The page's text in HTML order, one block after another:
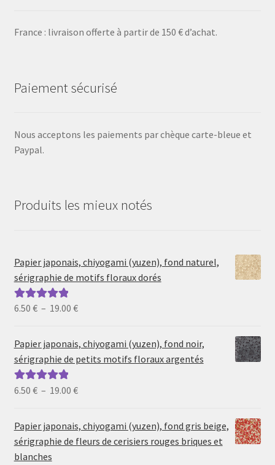
France : livraison offerte à partir de 150 € d’achat.
Paiement sécurisé
Nous acceptons les paiements par chèque carte-bleue et
Paypal.
Produits les mieux notés
Papier japonais, chiyogami (yuzen), fond naturel,
sérigraphie de motifs floraux dorés
Note5.00sur
6.50 € – 19.00 €Plage
prix :
6.50 €
19.00 €
Papier japonais, chiyogami (yuzen), fond noir,
sérigraphie de petits motifs floraux argentés
Note5.00sur
6.50 € – 19.00 €Plage
prix :
6.50 €
Papier japonais, chiyogami (yuzen), fond gris beige,
sérigraphie de fleurs de cerisiers rouges briques et
blanches